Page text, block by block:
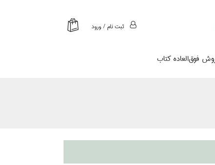
ثبت نام / ورود
فوق‌العاده كتاب